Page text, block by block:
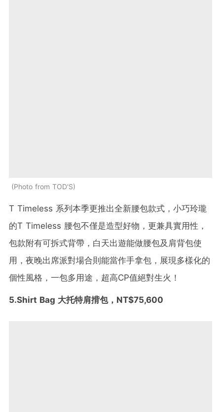
Photo from TOD'S
T Timeless 系列本季更推出全新腰包款式，小巧玲瓏
的T Timeless 腰包不僅是造型好物，更兼具實用性，
包款附有可拆式背帶，白天出遊能做腰包及肩背包使
用，夜晚出席派對場合則能當作手拿包，展現多樣化的
個性風格，一包多用途，超高CP值絕對生火！
5.Shirt Bag 大托特肩揹包，NT$75,600